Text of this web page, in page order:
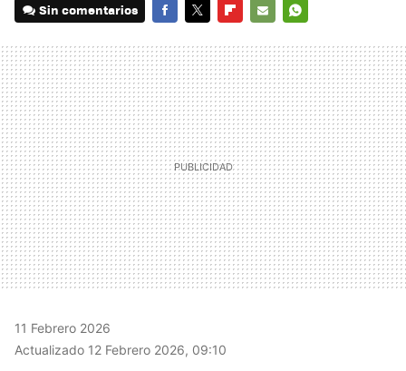
Sin comentarios
MAIL
11 Febrero 2026
Actualizado 12 Febrero 2026, 09:10